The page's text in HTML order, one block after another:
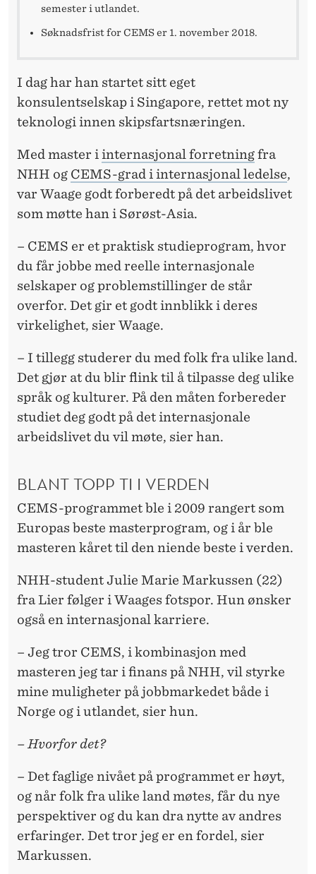
semester i utlandet.
Søknadsfrist for CEMS er 1. november 2018.
I dag har han startet sitt eget
konsulentselskap i Singapore, rettet mot ny
teknologi innen skipsfartsnæringen.
Med master i internasjonal forretningfra
NHH og CEMS-grad i internasjonal ledelse,
var Waage godt forberedt på det arbeidslivet
som møtte han i Sørøst-Asia.
– CEMS er et praktisk studieprogram, hvor
du får jobbe med reelle internasjonale
selskaper og problemstillinger de står
overfor. Det gir et godt innblikk i deres
virkelighet, sier Waage.
– I tillegg studerer du med folk fra ulike land.
Det gjør at du blir flink til å tilpasse deg ulike
språk og kulturer. På den måten forbereder
studiet deg godt på det internasjonale
arbeidslivet du vil møte, sier han.
BLANT TOPP TI I VERDEN
CEMS-programmet ble i 2009 rangert som
Europas beste masterprogram, og i år ble
masteren kåret til den niende beste i verden.
NHH-student Julie Marie Markussen (22)
fra Lier følger i Waages fotspor. Hun ønsker
også en internasjonal karriere.
– Jeg tror CEMS, i kombinasjon med
masteren jeg tar i finans på NHH, vil styrke
mine muligheter på jobbmarkedet både i
Norge og i utlandet, sier hun.
– Hvorfor det?
– Det faglige nivået på programmet er høyt,
og når folk fra ulike land møtes, får du nye
perspektiver og du kan dra nytte av andres
erfaringer. Det tror jeg er en fordel, sier
Markussen.